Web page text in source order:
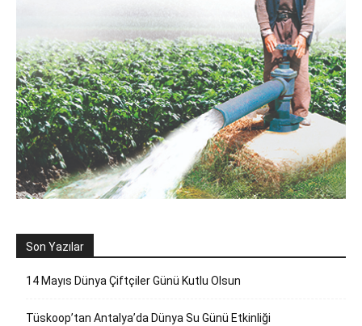
Son Yazılar
14 Mayıs Dünya Çiftçiler Günü Kutlu Olsun
Tüskoop’tan Antalya’da Dünya Su Günü Etkinliği